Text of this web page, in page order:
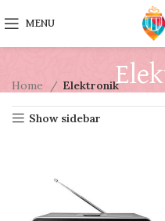
MENU
Home Elektronik
Show sidebar